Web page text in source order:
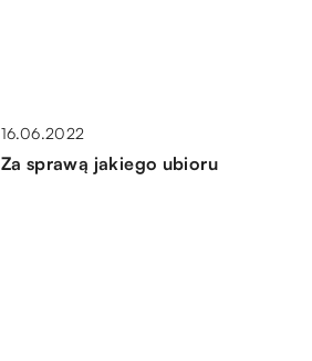
16.06.2022
Za sprawą jakiego ubioru